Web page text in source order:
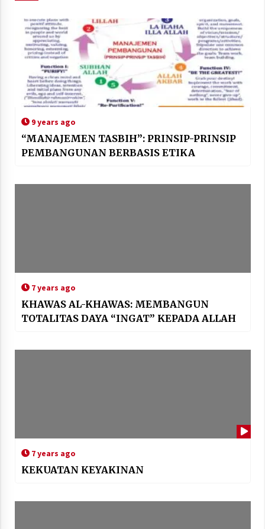
9 years ago
“MANAJEMEN TASBIH”: PRINSIP-PRINSIP
PEMBANGUNAN BERBASIS ETIKA
7 years ago
KHAWAS AL-KHAWAS: MEMBANGUN
TOTALITAS DAYA “INGAT” KEPADA ALLAH
7 years ago
KEKUATAN KEYAKINAN